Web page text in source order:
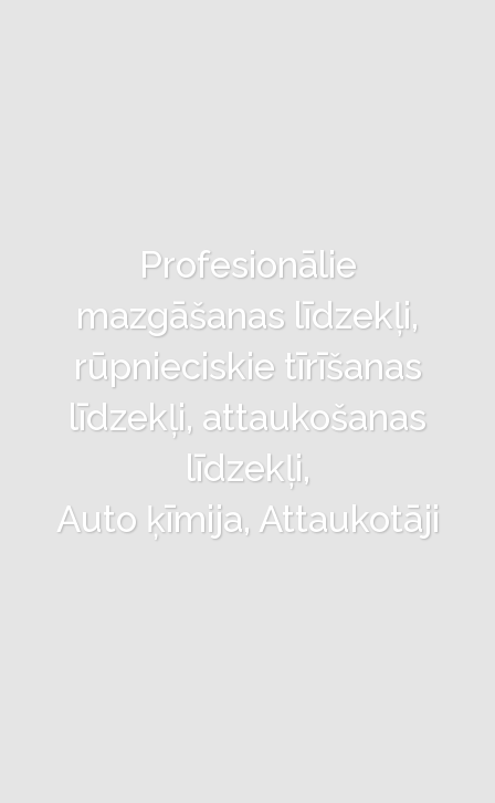
Profesionālie
mazgāšanas līdzekļi,
rūpnieciskie tīrīšanas
līdzekļi, attaukošanas
līdzekļi,
Auto ķīmija, Attaukotāji